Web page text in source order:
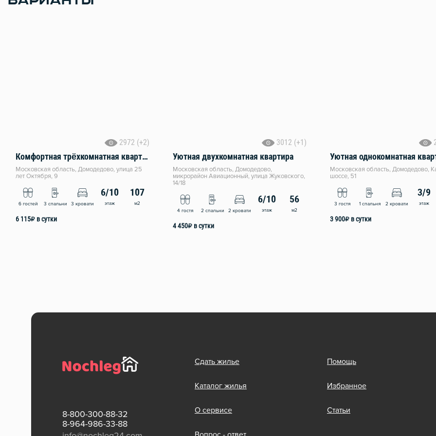
2972 (+2)
Комфортная трёхкомнатная квартира
Московская область, Домодедово, улица 25
лет Октября, 9
6 гостей 3 спальни 3 кровати
6/10
этаж
107
м2
6 115₽ в сутки
3012 (+1)
Уютная двухкомнатная квартира
Московская область, Домодедово,
микрорайон Авиационный, улица Жуковского,
14/18
4 гостя 2 спальни 2 кровати
6/10
этаж
56
м2
4 450₽ в сутки
Уютная однокомнатная
Московская область, Домодедово,
шоссе, 51
3 гостя 1 спальня 2 кровати
3/9
этаж
3 900₽ в сутки
8-800-300-88-32
8-964-986-33-88
Сдать жилье
Каталог жилья
О сервисе
Вопрос - ответ
Помощь
Избранное
Статьи